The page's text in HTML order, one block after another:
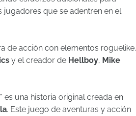
que se adentren en el
de acción con elementos roguelike.
y el creador de Hellboy, Mike
” es una historia original creada en
. Este juego de aventuras y acción